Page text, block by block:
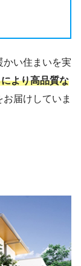
かい住まいを実
より高品質な
届けしていま